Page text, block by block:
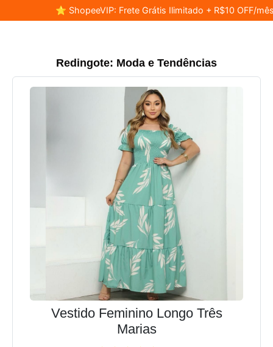
⭐ ShopeeVIP: Frete Grátis Ilimitado + R$10 OFF/
Redingote: Moda e Tendências
Vestido Feminino Longo Três
Marias